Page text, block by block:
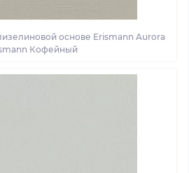
основе Erismann Aurora
Кофейный